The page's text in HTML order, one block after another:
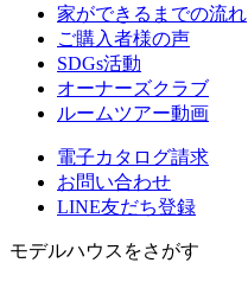
家ができるまでの流れ
ご購入者様の声
SDGs活動
オーナーズクラブ
ルームツアー動画
電子カタログ請求
お問い合わせ
LINE友だち登録
モデルハウスをさがす